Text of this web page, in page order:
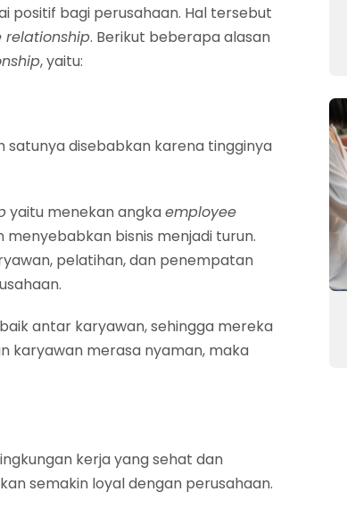
positif bagi perusahaan. Hal tersebut
relationship. Berikut beberapa alasan
, yaitu:
satunya disebabkan karena tingginya
yaitu menekan angkaemployee
bisnis menjadi turun.
pelatihan, dan penempatan
antar karyawan, sehingga mereka
karyawan merasa nyaman, maka
kerja yang sehat dan
semakin loyal dengan perusahaan.